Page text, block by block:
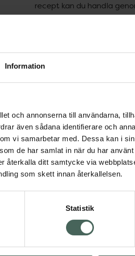
Information
och annonserna till användarna,
även sådana identifierare och
vi samarbetar med. Dessa kan i
de har samlat in när du har
återkalla ditt samtycke via
som skett innan återkallelsen.
Statistik
recept kan du handla
Aktuella erbjudanden
Vanliga frågor
Om